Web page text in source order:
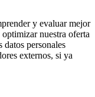
y evaluar mejor
nuestra oferta
personales
externos, si ya